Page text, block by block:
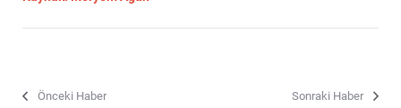
Önceki Haber Sonraki Haber